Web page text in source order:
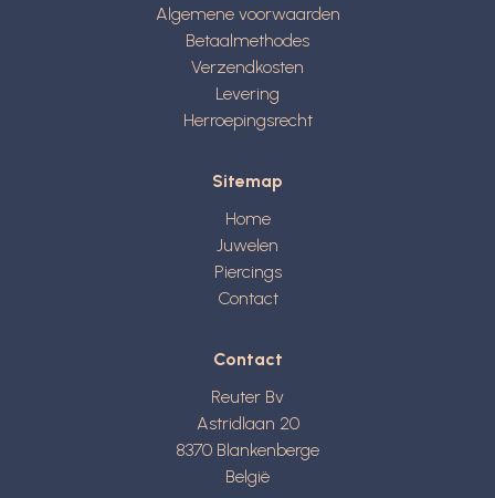
Algemene voorwaarden
Betaalmethodes
Verzendkosten
Levering
Herroepingsrecht
Sitemap
Home
Juwelen
Piercings
Contact
Contact
Reuter Bv
Astridlaan 20
8370 Blankenberge
België